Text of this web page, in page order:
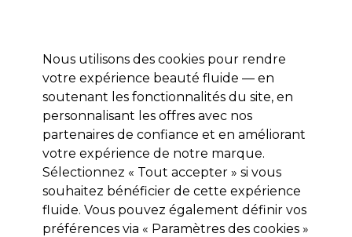
Se connecter
Marques Bons plans Coiffure Electro et Matériel
Livraison et délais
lire la suite
Beauté Accessoires de beauté Rouleaux d’examen
Rouleaux d’examen
Nous utilisons des cookies pour rendre
votre expérience beauté fluide — en
soutenant les fonctionnalités du site, en
personnalisant les offres avec nos
partenaires de confiance et en améliorant
votre expérience de notre marque.
Sélectionnez « Tout accepter » si vous
souhaitez bénéficier de cette expérience
fluide. Vous pouvez également définir vos
préférences via « Paramètres des cookies »